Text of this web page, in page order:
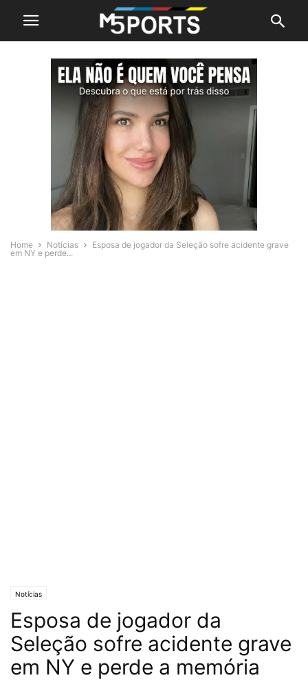
Home Notícias
Esposa de jogador da Seleção sofre acidente grave
em NY e perde...
Notícias
Esposa de jogador da
Seleção sofre acidente grave
em NY e perde a memória